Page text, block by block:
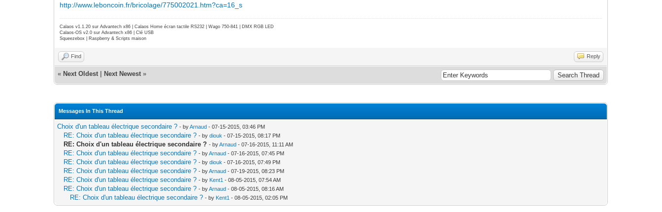
http://www.leboncoin.fr/bricolage/775002021.htm?ca=16_s
Calaos v1.1.20 sur Advantech x86 | Calaos Home écran tactile RS232 | Wago 750-841 | DMX RGB LED
Calaos-OS v2.0 sur Advantech x86 | Clé USB
Squeezebox | Raspberry & Scripts maison
Find Reply
« Next Oldest Next Newest »
Messages In This Thread
Choix d'un tableau électrique secondaire ? - byArnaud - 07-15-2015, 03:46 PM
RE: Choix d'un tableau électrique secondaire ? - bydiouk - 07-15-2015, 08:17 PM
RE: Choix d'un tableau électrique secondaire ? - byArnaud - 07-16-2015, 11:11 AM
RE: Choix d'un tableau électrique secondaire ? - byArnaud - 07-16-2015, 07:45 PM
RE: Choix d'un tableau électrique secondaire ? - bydiouk - 07-16-2015, 07:49 PM
RE: Choix d'un tableau électrique secondaire ? - byArnaud - 07-19-2015, 08:23 PM
RE: Choix d'un tableau électrique secondaire ? - by Kent1 - 08-05-2015, 07:54 AM
RE: Choix d'un tableau électrique secondaire ? - byArnaud - 08-05-2015, 08:16 AM
RE: Choix d'un tableau électrique secondaire ? - by Kent1 - 08-05-2015, 02:05 PM